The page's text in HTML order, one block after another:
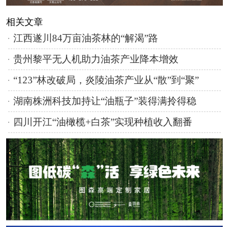
相关文章
江西遂川84万亩油茶林的“解渴”路
贵州黎平无人机助力油茶产业降本增效
“123”林改破局，炎陵油茶产业从“散”到“聚”
湖南株洲科技加持让“油瓶子”装得满拎得稳
四川开江“油橄榄+白茶”实现种植收入翻番